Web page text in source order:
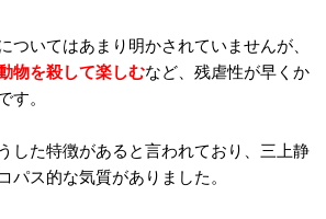
ついてはあまり明かされていませんが、
物を殺して楽しむなど、残虐性が早くか
す。
した特徴があると言われており、三上静
パス的な気質がありました。